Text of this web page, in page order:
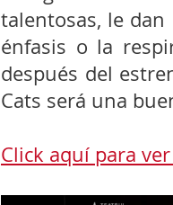
talentosas, le
énfasis o la
después del
Cats será una
Click aquí para